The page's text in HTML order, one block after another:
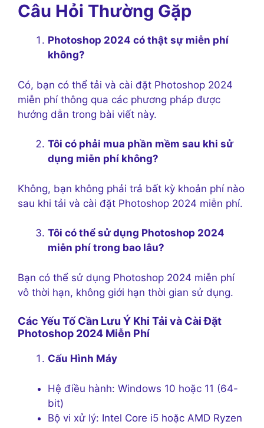
Câu Hỏi Thường Gặp
Photoshop 2024 có thật sự miễn phí
không?
Có, bạn có thể tải và cài đặt Photoshop 2024
miễn phí thông qua các phương pháp được
hướng dẫn trong bài viết này.
Tôi có phải mua phần mềm sau khi sử
dụng miễn phí không?
Không, bạn không phải trả bất kỳ khoản phí nào
sau khi tải và cài đặt Photoshop 2024 miễn phí.
Tôi có thể sử dụng Photoshop 2024
miễn phí trong bao lâu?
Bạn có thể sử dụng Photoshop 2024 miễn phí
vô thời hạn, không giới hạn thời gian sử dụng.
Các Yếu Tố Cần Lưu Ý Khi Tải và Cài Đặt
Photoshop 2024 Miễn Phí
Cấu Hình Máy
Hệ điều hành: Windows 10 hoặc 11 (64-
bit)
Bộ vi xử lý: Intel Core i5 hoặc AMD Ryzen